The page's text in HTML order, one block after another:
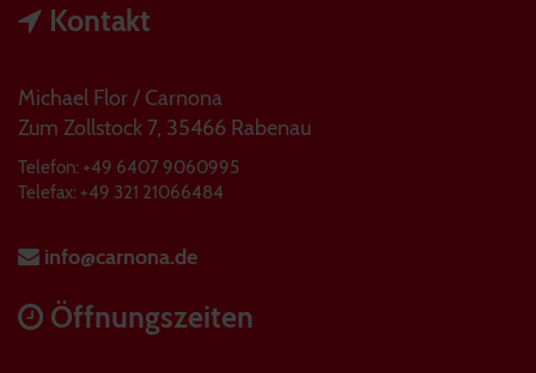
Kontakt
Michael Flor / Carnona
Zum Zollstock 7, 35466 Rabenau
Telefon: +49 6407 9060995
Telefax: +49 321 21066484
info@carnona.de
Öffnungszeiten